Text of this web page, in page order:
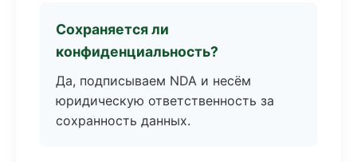
Сохраняется ли
конфиденциальность?
Да, подписываем NDA и несём
юридическую ответственность за
сохранность данных.